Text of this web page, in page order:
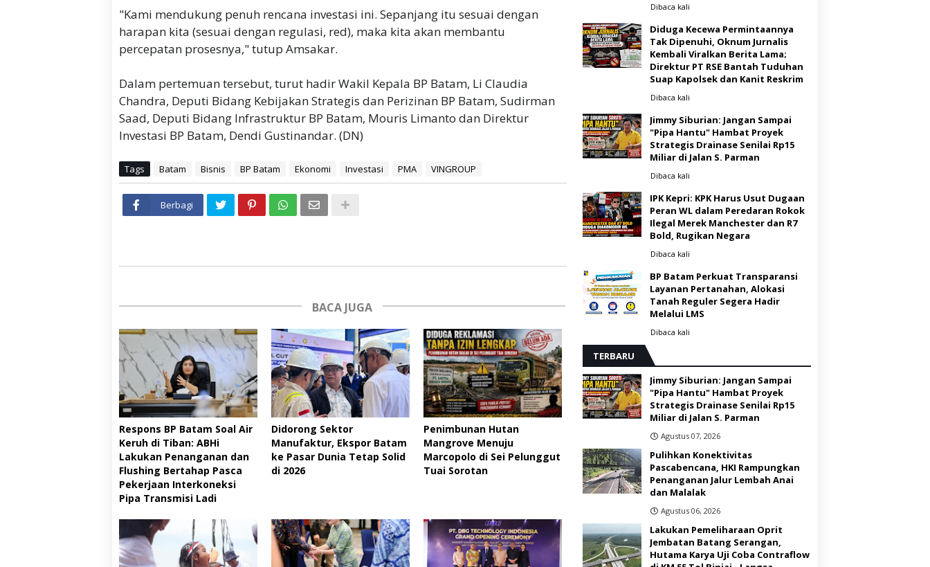
"Kami mendukung penuh rencana investasi ini. Sepanjang itu sesuai dengan
harapan kita (sesuai dengan regulasi, red), maka kita akan membantu
percepatan prosesnya," tutup Amsakar.
Dalam pertemuan tersebut, turut hadir Wakil Kepala BP Batam, Li Claudia
Chandra, Deputi Bidang Kebijakan Strategis dan Perizinan BP Batam, Sudirman
Saad, Deputi Bidang Infrastruktur BP Batam, Mouris Limanto dan Direktur
Investasi BP Batam, Dendi Gustinandar. (DN)
Tags Batam Bisnis BP Batam Ekonomi Investasi PMA VINGROUP
Berbagi
BACA JUGA
Respons BP Batam Soal Air
Keruh di Tiban: ABHi
Lakukan Penanganan dan
Flushing Bertahap Pasca
Pekerjaan Interkoneksi
Pipa Transmisi Ladi
Didorong Sektor
Manufaktur, Ekspor Batam
ke Pasar Dunia Tetap Solid
di 2026
Penimbunan Hutan
Mangrove Menuju
Marcopolo di Sei Pelunggut
Tuai Sorotan
Dibaca kali
Diduga Kecewa Permintaannya
Tak Dipenuhi, Oknum Jurnalis
Kembali Viralkan Berita Lama;
Direktur PT RSE Bantah Tuduhan
Suap Kapolsek dan Kanit Reskrim
Dibaca kali
Jimmy Siburian: Jangan Sampai
"Pipa Hantu" Hambat Proyek
Strategis Drainase Senilai Rp15
Miliar di Jalan S. Parman
Dibaca kali
IPK Kepri: KPK Harus Usut Dugaan
Peran WL dalam Peredaran Rokok
Ilegal Merek Manchester dan R7
Bold, Rugikan Negara
Dibaca kali
BP Batam Perkuat Transparansi
Layanan Pertanahan, Alokasi
Tanah Reguler Segera Hadir
Melalui LMS
Dibaca kali
TERBARU
Jimmy Siburian: Jangan Sampai
"Pipa Hantu" Hambat Proyek
Strategis Drainase Senilai Rp15
Miliar di Jalan S. Parman
Agustus 07, 2026
Pulihkan Konektivitas
Pascabencana, HKI Rampungkan
Penanganan Jalur Lembah Anai
dan Malalak
Agustus 06, 2026
Lakukan Pemeliharaan Oprit
Jembatan Batang Serangan,
Hutama Karya Uji Coba Contraflow